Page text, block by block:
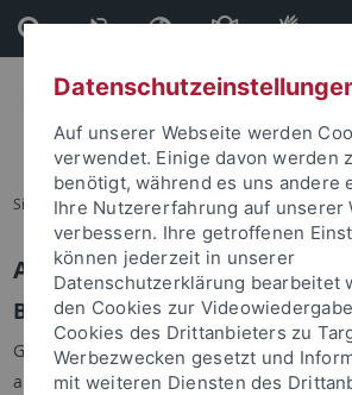
Direkt
zum
Inhalt
Direkt
zur
Fußleiste
Sie sind hier: Startseite
Anmelden
Benutzeranmeldung
Geben Sie Ihren Benutzernamen und Ihr
anzumelden:
Auf unserer Webseite werden
verwendet. Einige davon werden
benötigt, während es uns andere
Ihre Nutzererfahrung auf unserer
verbessern. Ihre getroffenen
können jederzeit in unserer
Datenschutzerklärung bearbeitet
den Cookies zur
Cookies des Drittanbieters zu
Werbezwecken gesetzt und
mit weiteren Diensten des